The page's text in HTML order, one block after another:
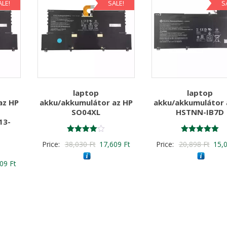
HP
FtCurrent
SALE!
laptop
akku/akkumulátor az HP
SO04XL
4.00
/ 5
Price: 38,030Ft Original
17,609 FtCurrent
laptop
akku/akkumulátor
HSTNN-IB7D
5.00
/ 5
Price: 20,898Ft